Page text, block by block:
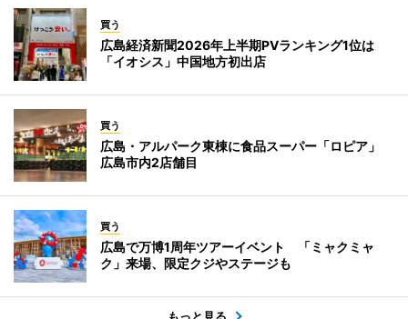
買う
広島経済新聞2026年上半期PVランキング1位は
「イオシス」中国地方初出店
買う
広島・アルパーク東棟に食品スーパー「ロピア」
広島市内2店舗目
買う
広島で万博1周年ツアーイベント 「ミャクミャ
ク」来場、限定クジやステージも
もっと見る